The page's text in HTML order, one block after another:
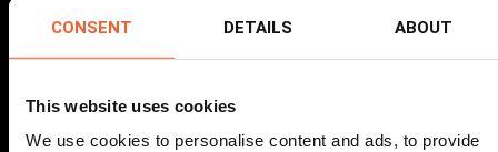
CONSENT DETAILS ABOUT
This website uses cookies
We use cookies to personalise content and ads, to provide